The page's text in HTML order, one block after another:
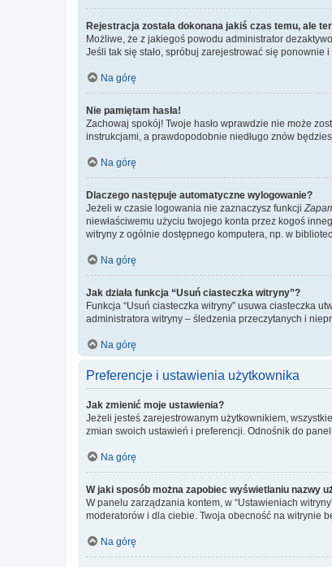
Rejestracja została dokonana jakiś czas temu, ale
Możliwe, że z jakiegoś powodu administrator
Jeśli tak się stało, spróbuj zarejestrować się
Na górę
Nie pamiętam hasła!
Zachowaj spokój! Twoje hasło wprawdzie nie może
instrukcjami, a prawdopodobnie niedługo znów
Na górę
Dlaczego następuje automatyczne wylogowanie?
Jeżeli w czasie logowania nie zaznaczysz funkcji
niewłaściwemu użyciu twojego konta przez kogoś
witryny z ogólnie dostępnego komputera, np. w
Na górę
Jak działa funkcja “Usuń ciasteczka witryny”?
Funkcja “Usuń ciasteczka witryny” usuwa ciasteczka
administratora witryny – śledzenia przeczytanych i
Na górę
Preferencje i ustawienia użytkownika
Jak zmienić moje ustawienia?
Jeżeli jesteś zarejestrowanym użytkownikiem,
zmian swoich ustawień i preferencji. Odnośnik do
Na górę
W jaki sposób można zapobiec wyświetlaniu nazwy
W panelu zarządzania kontem, w “Ustawieniach
moderatorów i dla ciebie. Twoja obecność na witrynie
Na górę